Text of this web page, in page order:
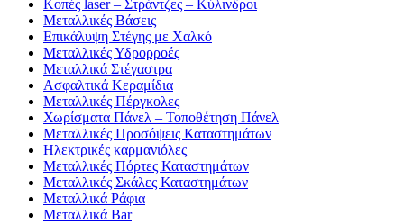
Κοπές laser – Στράντζες – Κύλινδροι
Μεταλλικές Βάσεις
Επικάλυψη Στέγης με Χαλκό
Μεταλλικές Υδρορροές
Μεταλλικά Στέγαστρα
Ασφαλτικά Κεραμίδια
Μεταλλικές Πέργκολες
Χωρίσματα Πάνελ – Τοποθέτηση Πάνελ
Μεταλλικές Προσόψεις Καταστημάτων
Ηλεκτρικές καρμανιόλες
Μεταλλικές Πόρτες Καταστημάτων
Μεταλλικές Σκάλες Καταστημάτων
Μεταλλικά Ράφια
Μεταλλικά Bar